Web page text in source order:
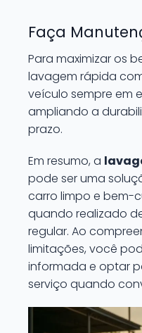
Faça
Para maximizar os
lavagem rápida
veículo sempre em
ampliando a
prazo.
Em resumo, a
pode ser uma
carro limpo e bem-
quando realizado
regular. Ao
limitações, você
informada e optar
serviço quando